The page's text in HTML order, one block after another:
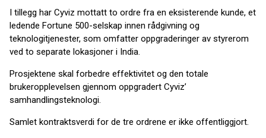
I tillegg har Cyviz mottatt to ordre fra en eksisterende kunde, et
ledende Fortune 500-selskap innen rådgivning og
teknologitjenester, som omfatter oppgraderinger av styrerom
ved to separate lokasjoner i India.
Prosjektene skal forbedre effektivitet og den totale
brukeropplevelsen gjennom oppgradert Cyviz’
samhandlingsteknologi.
Samlet kontraktsverdi for de tre ordrene er ikke offentliggjort.